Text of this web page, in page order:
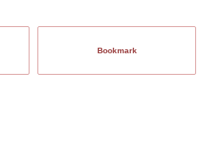
Bookmark